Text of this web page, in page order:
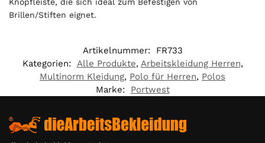
Brillen/Stiften eignet.
Artikelnummer:
FR733
Kategorien: Alle Produkte, Arbeitskleidung Herren,
Multinorm Kleidung, Polo für Herren, Polos
Marke:
Portwest